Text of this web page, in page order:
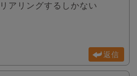
アリングするしかない
返信